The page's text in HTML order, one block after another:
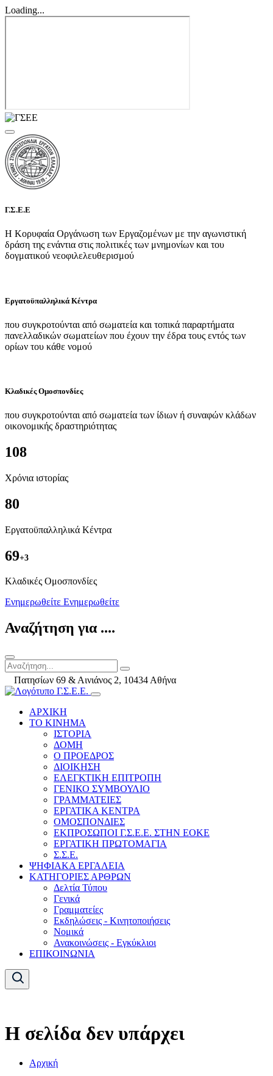
Loading...
Γ.Σ.Ε.Ε
Η Κορυφαία Οργάνωση των Εργαζομένων με την αγωνιστική
δράση της ενάντια στις πολιτικές των μνημονίων και του
δογματικού νεοφιλελευθερισμού
Εργατοϋπαλληλικά Κέντρα
που συγκροτούνται από σωματεία και τοπικά παραρτήματα
πανελλαδικών σωματείων που έχουν την έδρα τους εντός των
ορίων του κάθε νομού
Κλαδικές Ομοσπονδίες
που συγκροτούνται από σωματεία των ίδιων ή συναφών κλάδων
οικονομικής δραστηριότητας
108
Χρόνια ιστορίας
80
Εργατοϋπαλληλικά Κέντρα
69+3
Kλαδικές Ομοσπονδίες
Ενημερωθείτε Ενημερωθείτε
Αναζήτηση για ....
Πατησίων 69 & Αινιάνος 2, 10434 Αθήνα
ΑΡΧΙΚΗ
ΤΟ ΚΙΝΗΜΑ
ΙΣΤΟΡΙΑ
ΔΟΜΗ
Ο ΠΡΟΕΔΡΟΣ
ΔΙΟΙΚΗΣΗ
ΕΛΕΓΚΤΙΚΗ ΕΠΙΤΡΟΠΗ
ΓΕΝΙΚΟ ΣΥΜΒΟΥΛΙΟ
ΓΡΑΜΜΑΤΕΙΕΣ
ΕΡΓΑΤΙΚΑ ΚΕΝΤΡΑ
ΟΜΟΣΠΟΝΔΙΕΣ
ΕΚΠΡΟΣΩΠΟΙ Γ.Σ.Ε.Ε. ΣΤΗΝ ΕΟΚΕ
ΕΡΓΑΤΙΚΗ ΠΡΩΤΟΜΑΓΙΑ
Σ.Σ.Ε.
ΨΗΦΙΑΚΑ ΕΡΓΑΛΕΙΑ
ΚΑΤΗΓΟΡΙΕΣ ΑΡΘΡΩΝ
Δελτία Τύπου
Γενικά
Γραμματείες
Εκδηλώσεις - Κινητοποιήσεις
Νομικά
Ανακοινώσεις - Εγκύκλιοι
ΕΠΙΚΟΙΝΩΝΙΑ
Η σελίδα δεν υπάρχει
Αρχική